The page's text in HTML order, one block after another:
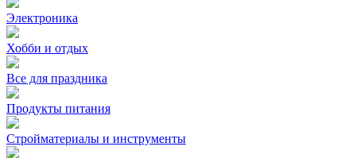
Электроника
Хобби и отдых
Все для праздника
Продукты питания
Стройматериалы и инструменты